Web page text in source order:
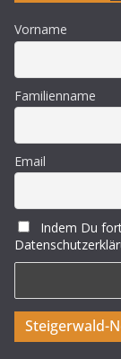
Vorname
Familienname
Email
Indem Du
Steigerwald-